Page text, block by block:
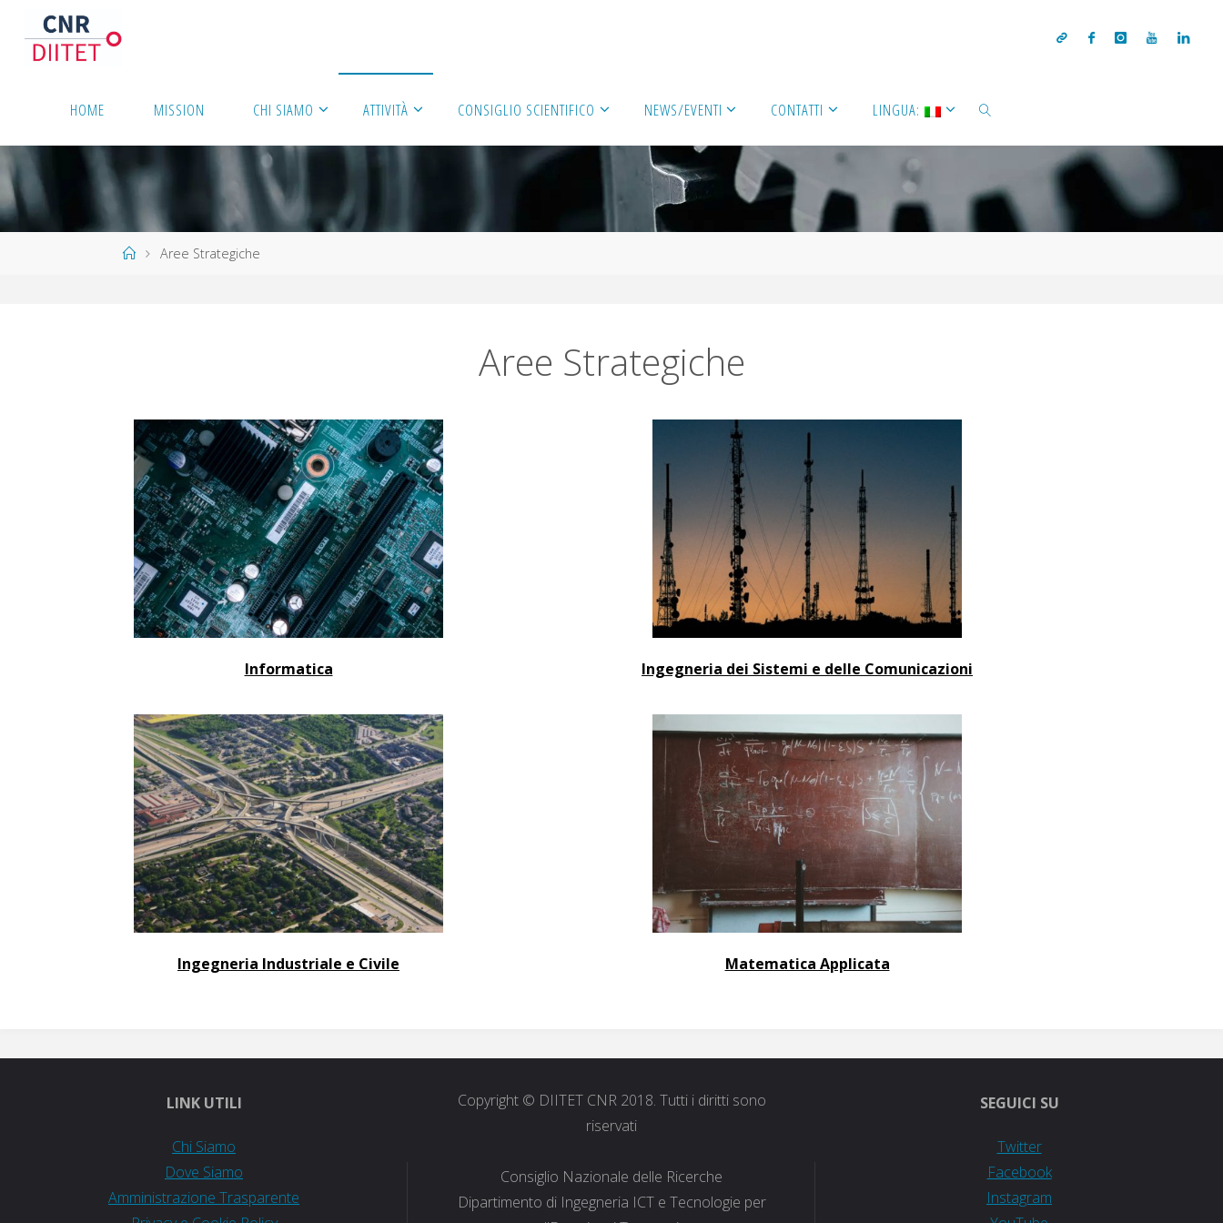
HOME MISSION CHI SIAMO ATTIVITÀ CONSIGLIO SCIENTIFICO NEWS/EVENTI CONTATTI LINGUA:
Aree Strategiche
Aree Strategiche
Informatica Ingegneria dei Sistemi e delle Comunicazioni
Ingegneria Industriale e Civile Matematica Applicata
LINK UTILI
Chi Siamo
Dove Siamo
Amministrazione Trasparente
Copyright © DIITET CNR 2018. Tutti i diritti sono
riservati
Consiglio Nazionale delle Ricerche
Dipartimento di Ingegneria ICT e Tecnologie per
SEGUICI SU
Twitter
Facebook
Instagram